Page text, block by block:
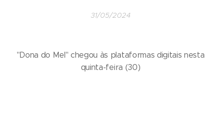
31/05/2024
"Dona do Mel" chegou às plataformas digitais nesta
quinta-feira (30)